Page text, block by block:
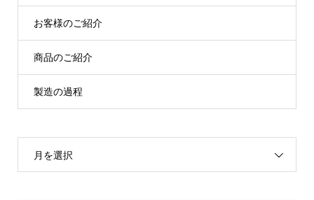
お客様のご紹介
商品のご紹介
製造の過程
月を選択